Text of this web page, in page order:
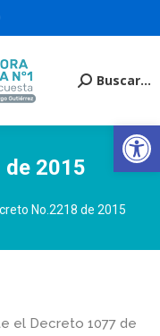
Buscar:
Buscar...
de 2015
No.2218 de 2015
el Decreto 1077 de